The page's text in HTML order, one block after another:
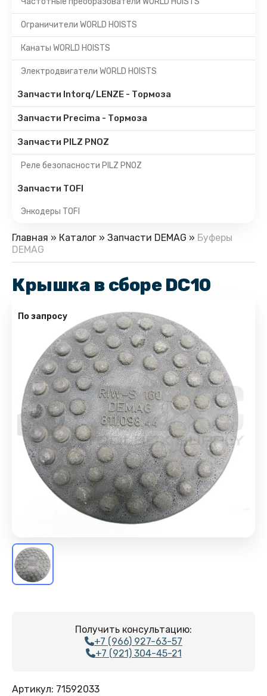
Ограничители WORLD HOISTS
Канаты WORLD HOISTS
Электродвигатели WORLD HOISTS
Запчасти Intorq/LENZE - Тормоза
Запчасти Precima - Тормоза
Запчасти PILZ PNOZ
Реле безопасности PILZ PNOZ
Запчасти TOFI
Энкодеры TOFI
Главная » Каталог » Запчасти DEMAG » Буферы
DEMAG
Крышка в сборе DC10
По запросу
Получить консультацию:
+7 (966) 927-63-57
+7 (921) 304-45-21
Артикул: 71592033